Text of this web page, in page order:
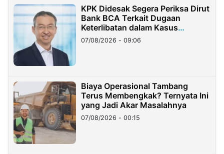
KPK Didesak Segera Periksa Dirut
Bank BCA Terkait Dugaan
Keterlibatan dalam Kasus
Hilangnya Dana Nasabah Rp2,58
Miliar
07/08/2026 - 09:06
Biaya Operasional Tambang
Terus Membengkak? Ternyata Ini
yang Jadi Akar Masalahnya
07/08/2026 - 00:15